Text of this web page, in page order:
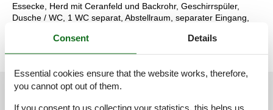
Essecke, Herd mit Ceranfeld und Backrohr, Geschirrspüler,
Dusche / WC, 1 WC separat, Abstellraum, separater Eingang,
Consent Details
Essential cookies ensure that the website works, therefore,
you cannot opt out of them.
If you consent to us collecting your statistics, this helps us